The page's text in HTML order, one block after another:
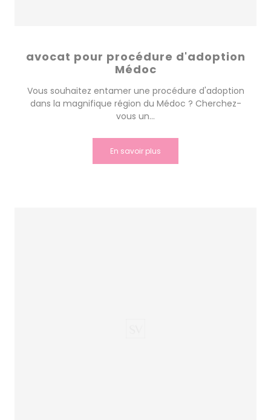
avocat pour procédure d'adoption
Médoc
Vous souhaitez entamer une procédure d'adoption
dans la magnifique région du Médoc ? Cherchez-
vous un...
En savoir plus